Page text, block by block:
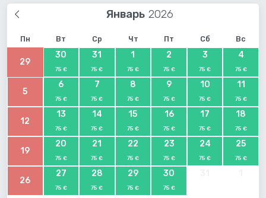
Январь
Пн Вт Ср Чт Пт Сб Вс
29
30
75 €
31
75 €
1
75 €
2
75 €
3
75 €
4
75 €
5
6
75 €
7
75 €
8
75 €
9
75 €
10
75 €
11
75 €
12
13
75 €
14
75 €
15
75 €
16
75 €
17
75 €
18
75 €
19
20
75 €
21
75 €
22
75 €
23
75 €
24
75 €
25
75 €
26
27
75 €
28
75 €
29
75 €
30
75 €